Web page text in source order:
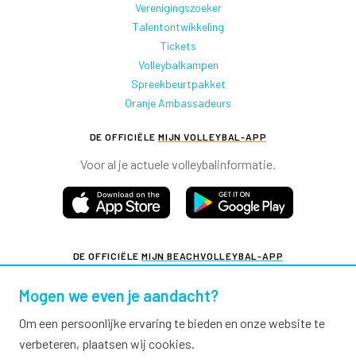
Verenigingszoeker
Talentontwikkeling
Tickets
Volleybalkampen
Spreekbeurtpakket
Oranje Ambassadeurs
DE OFFICIËLE MIJN VOLLEYBAL-APP
Voor al je actuele volleybalinformatie.
DE OFFICIËLE MIJN BEACHVOLLEYBAL-APP
Mogen we even je aandacht?
Om een persoonlijke ervaring te bieden en onze website te
verbeteren, plaatsen wij cookies.